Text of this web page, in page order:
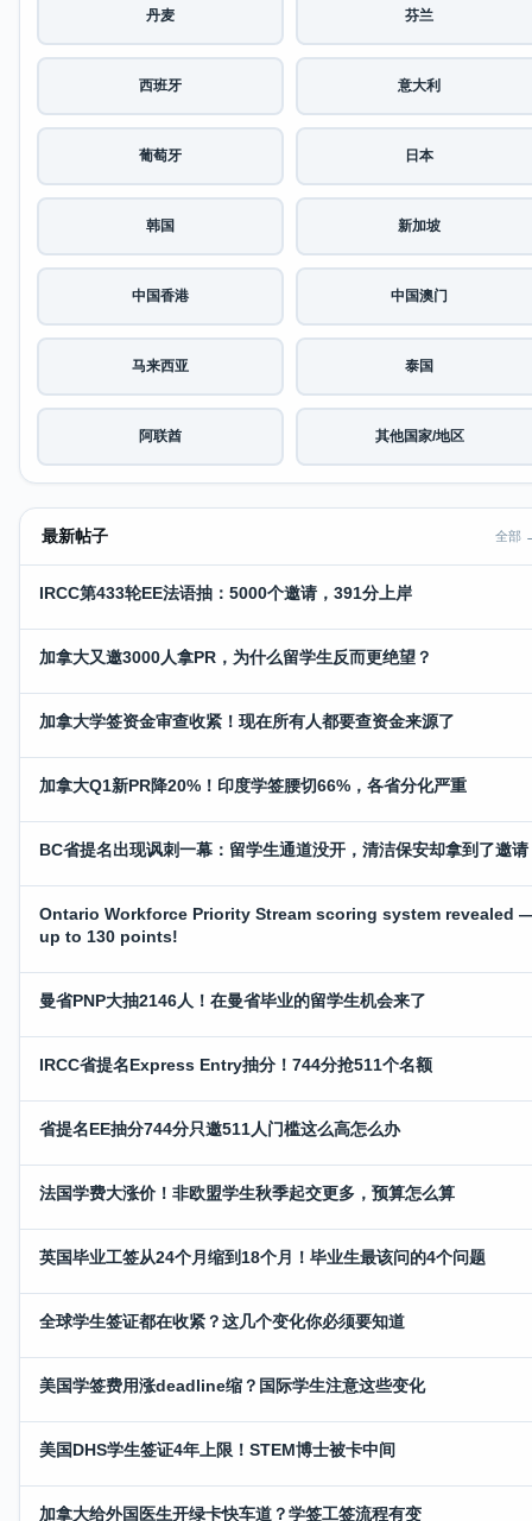
丹麦 芬兰
西班牙 意大利
葡萄牙 日本
韩国 新加坡
中国香港 中国澳门
马来西亚 泰国
阿联酋 其他国家/地区
最新帖子 全部
IRCC第433轮EE法语抽：5000个邀请，391分上岸
加拿大又邀3000人拿PR，为什么留学生反而更绝望？
加拿大学签资金审查收紧！现在所有人都要查资金来源了
加拿大Q1新PR降20%！印度学签腰切66%，各省分化严重
BC省提名出现讽刺一幕：留学生通道没开，清洁保安却拿到了邀请
Ontario Workforce Priority Stream scoring system revealed
up to 130 points!
曼省PNP大抽2146人！在曼省毕业的留学生机会来了
IRCC省提名Express Entry抽分！744分抢511个名额
省提名EE抽分744分只邀511人门槛这么高怎么办
法国学费大涨价！非欧盟学生秋季起交更多，预算怎么算
英国毕业工签从24个月缩到18个月！毕业生最该问的4个问题
全球学生签证都在收紧？这几个变化你必须要知道
美国学签费用涨deadline缩？国际学生注意这些变化
美国DHS学生签证4年上限！STEM博士被卡中间
加拿大给外国医生开绿卡快车道？学签工签流程有变